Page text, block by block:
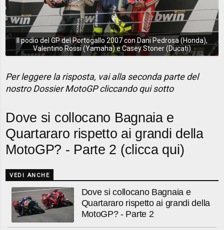
Il podio del GP del Portogallo 2007 con Dani Pedrosa (Honda),
Valentino Rossi (Yamaha) e Casey Stoner (Ducati)
Per leggere la risposta, vai alla seconda parte del
nostro Dossier MotoGP cliccando qui sotto
Dove si collocano Bagnaia e
Quartararo rispetto ai grandi della
MotoGP? - Parte 2 (clicca qui)
VEDI ANCHE
Dove si collocano Bagnaia e
Quartararo rispetto ai grandi della
MotoGP? - Parte 2